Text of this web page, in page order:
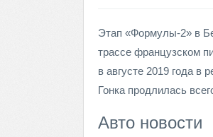
Этап «Формулы-2» в
трассе французском
в августе 2019 года в
Гонка продлилась
Авто новости